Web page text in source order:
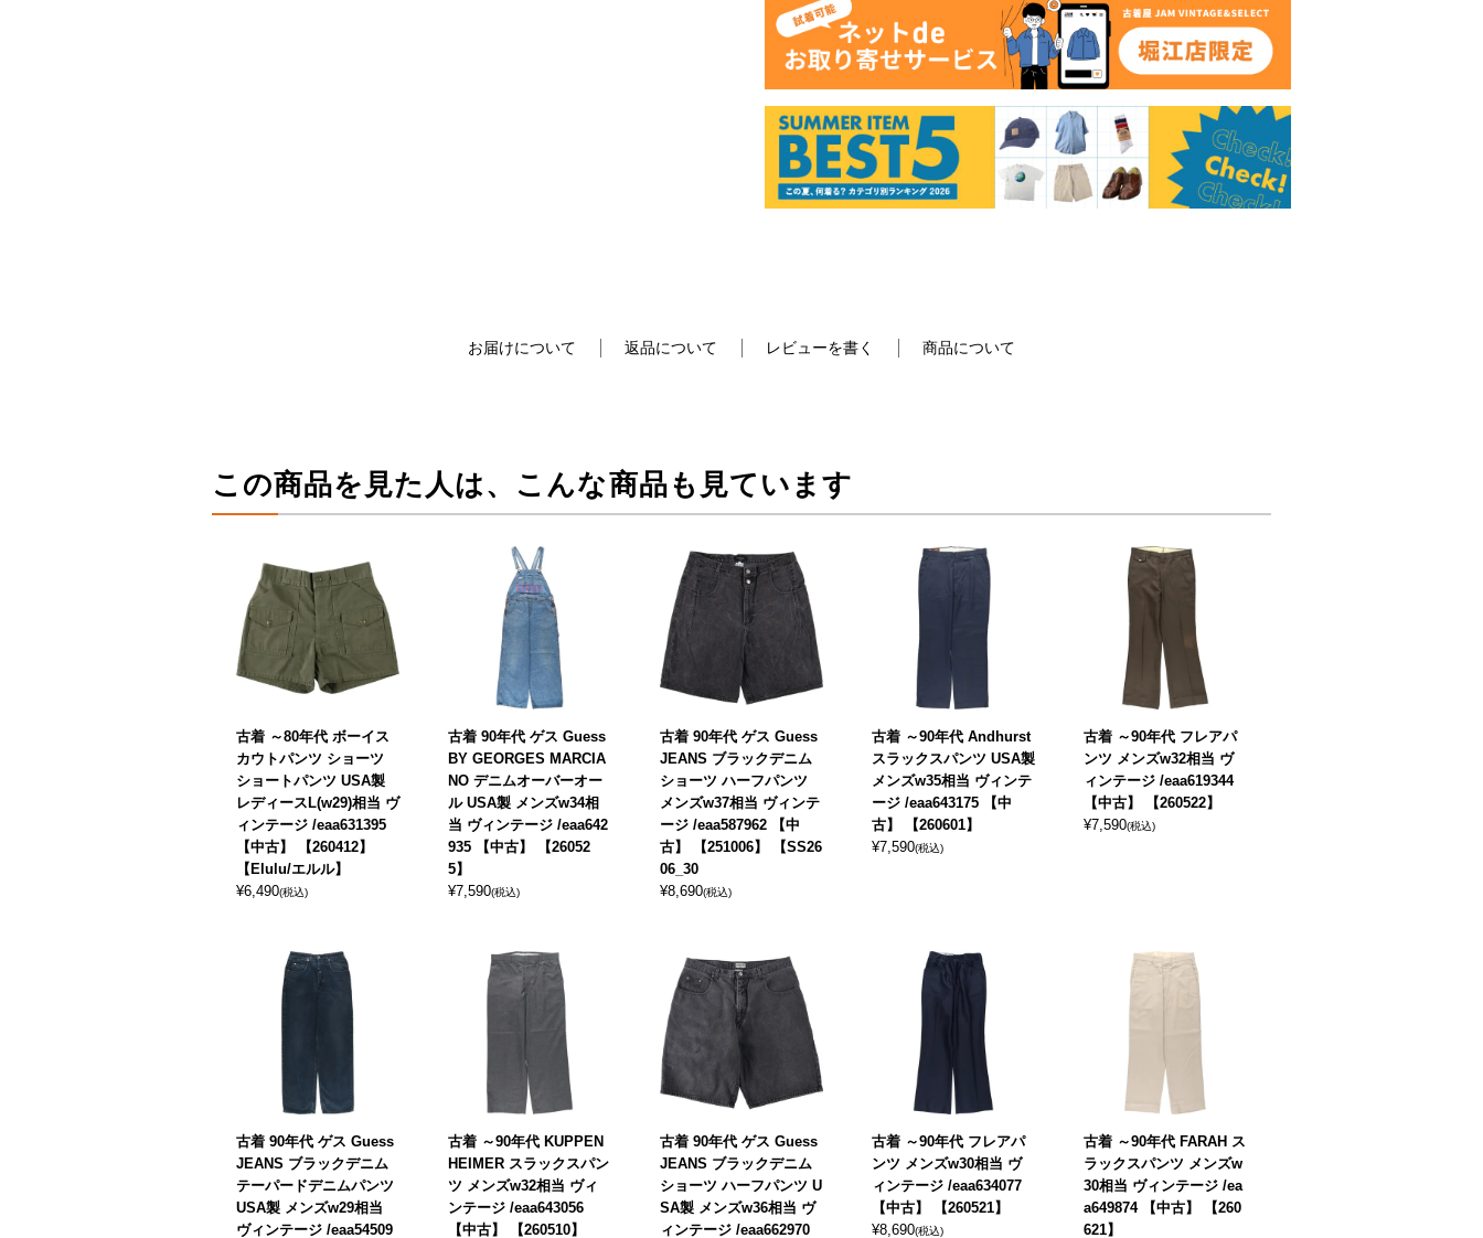
お届けについて 返品について レビューを書く 商品について
この商品を見た人は、こんな商品も見ています
古着 ～80年代 ボーイス
カウトパンツ ショーツ
ショートパンツ USA製
レディースL(w29)相当 ヴ
ィンテージ /eaa631395
【中古】 【260412】
【Elulu/エルル】
¥6,490(税込)
古着 90年代 ゲス Guess
BY GEORGES MARCIA
NO デニムオーバーオー
ル USA製 メンズw34相
当 ヴィンテージ /eaa642
935 【中古】 【26052
5】
¥7,590(税込)
古着 90年代 ゲス Guess
JEANS ブラックデニム
ショーツ ハーフパンツ
メンズw37相当 ヴィンテ
ージ /eaa587962 【中
古】 【251006】 【SS26
06_30
¥8,690(税込)
古着 ～90年代 Andhurst
スラックスパンツ USA製
メンズw35相当 ヴィンテ
ージ /eaa643175 【中
古】 【260601】
¥7,590(税込)
古着 ～90年代 フレアパ
ンツ メンズw32相当 ヴ
ィンテージ /eaa619344
【中古】 【260522】
¥7,590(税込)
古着 90年代 ゲス Guess
JEANS ブラックデニム
テーパードデニムパンツ
USA製 メンズw29相当
ヴィンテージ /eaa54509
古着 ～90年代 KUPPEN
HEIMER スラックスパン
ツ メンズw32相当 ヴィ
ンテージ /eaa643056
【中古】 【260510】
古着 90年代 ゲス Guess
JEANS ブラックデニム
ショーツ ハーフパンツ U
SA製 メンズw36相当 ヴ
ィンテージ /eaa662970
古着 ～90年代 フレアパ
ンツ メンズw30相当 ヴ
ィンテージ /eaa634077
【中古】 【260521】
¥8,690(税込)
古着 ～90年代 FARAH ス
ラックスパンツ メンズw
30相当 ヴィンテージ /ea
a649874 【中古】 【260
621】